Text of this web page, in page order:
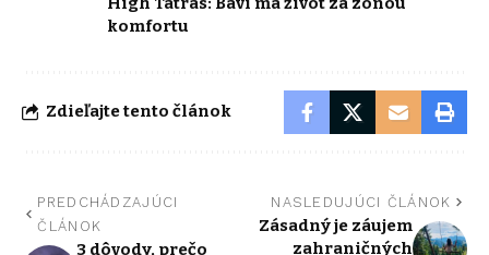
komfortu
Zdieľajte tento článok
PREDCHÁDZAJÚCI
ČLÁNOK
3 dôvody, prečo
NASLEDUJÚCI ČLÁNOK
Zásadný je záujem
zahraničných